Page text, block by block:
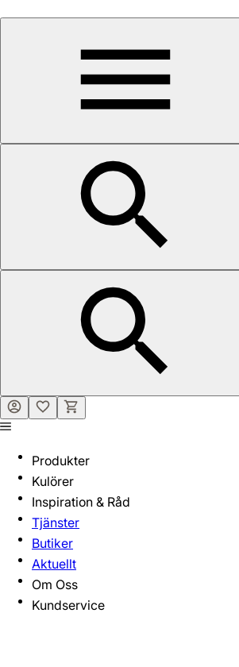
Produkter
Kulörer
Inspiration & Råd
Tjänster
Butiker
Aktuellt
Om Oss
Kundservice